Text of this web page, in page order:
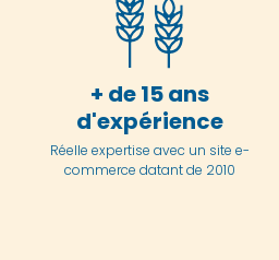
+ de 15 ans
d'expérience
Réelle expertise avec un site e-
commerce datant de 2010